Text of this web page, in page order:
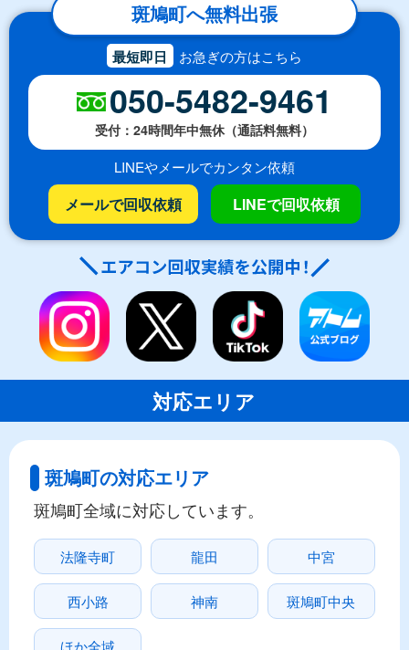
斑鳩町へ無料出張
最短即日 お急ぎの方はこちら
050-5482-9461
受付：24時間年中無休（通話料無料）
LINEやメールでカンタン依頼
メールで回収依頼 LINEで回収依頼
対応エリア
斑鳩町の対応エリア
斑鳩町全域に対応しています。
法隆寺町 龍田 中宮
西小路 神南 斑鳩町中央
ほか全域